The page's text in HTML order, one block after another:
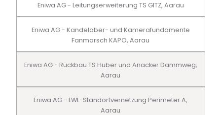
Eniwa AG - Leitungserweiterung TS GITZ, Aarau
Eniwa AG - Kandelaber- und Kamerafundamente
Fanmarsch KAPO, Aarau
Eniwa AG - Rückbau TS Huber und Anacker Dammweg,
Aarau
Eniwa AG - LWL-Standortvernetzung Perimeter A,
Aarau